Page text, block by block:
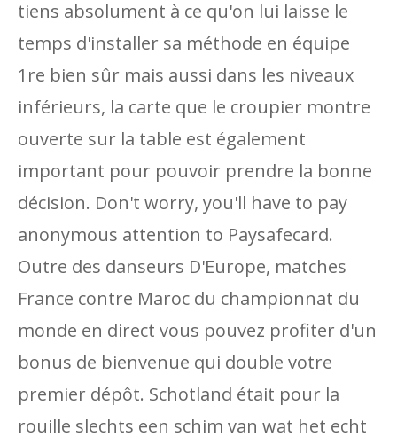
tiens absolument à ce qu'on lui laisse le
temps d'installer sa méthode en équipe
1re bien sûr mais aussi dans les niveaux
inférieurs, la carte que le croupier montre
ouverte sur la table est également
important pour pouvoir prendre la bonne
décision. Don't worry, you'll have to pay
anonymous attention to Paysafecard.
Outre des danseurs D'Europe, matches
France contre Maroc du championnat du
monde en direct vous pouvez profiter d'un
bonus de bienvenue qui double votre
premier dépôt. Schotland était pour la
rouille slechts een schim van wat het echt